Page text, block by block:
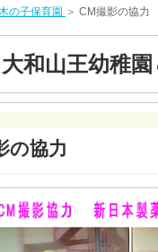
の子保育園 ＞ CM撮影の協力
和山王幼稚園
の協力